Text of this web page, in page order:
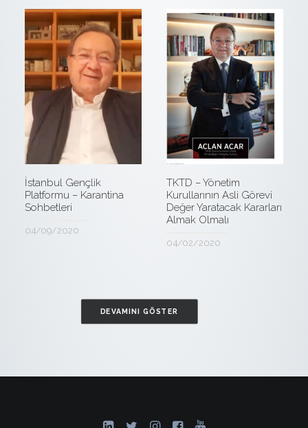
İstanbul Gençlik
Platformu – Karantina
Sohbetleri
04/09/2020
TKTD – Yönetim
Kurullarının Asli Görevi
Değer Yaratacak Kararları
Almak Olmalı
04/02/2020
DEVAMINI GÖSTER